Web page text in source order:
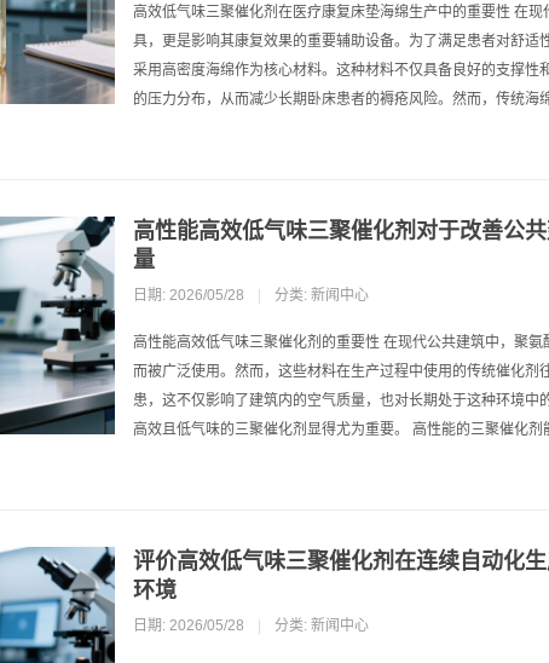
高效低气味三聚催化剂在医疗康复床垫海绵生产中的重要性 在
具，更是影响其康复效果的重要辅助设备。为了满足患者对舒适
采用高密度海绵作为核心材料。这种材料不仅具备良好的支撑性
的压力分布，从而减少长期卧床患者的褥疮风险。然而，传统海
高性能高效低气味三聚催化剂对于改善公
量
日期: 2026/05/28 分类: 新闻中心
高性能高效低气味三聚催化剂的重要性 在现代公共建筑中，聚
而被广泛使用。然而，这些材料在生产过程中使用的传统催化剂
患，这不仅影响了建筑内的空气质量，也对长期处于这种环境中
高效且低气味的三聚催化剂显得尤为重要。 高性能的三聚催化
评价高效低气味三聚催化剂在连续自动化
环境
日期: 2026/05/28 分类: 新闻中心